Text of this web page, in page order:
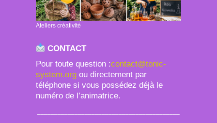
Ateliers créativité
CONTACT
Pour toute question :contact@tonic-
system.org ou directement par
téléphone si vous possédez déjà le
numéro de l’animatrice.